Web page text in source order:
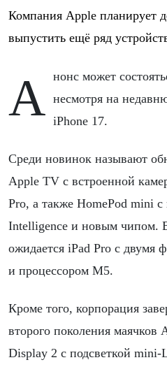
Компания Apple планирует
выпустить ещё ряд
Анонс может состояться уже в октябре, несмотря на
iPhone 17.
Среди новинок называют
Apple TV с встроенной
Pro, а также HomePod mini
Intelligence и новым чипом.
ожидается iPad Pro с двумя
и процессором M5.
Кроме того, корпорация
второго поколения
Display 2 с подсветкой